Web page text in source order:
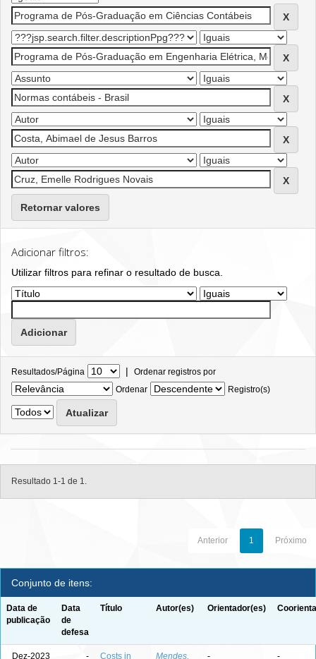
Retornar valores
Adicionar filtros:
Utilizar filtros para refinar o resultado de busca.
Resultados/Página | Ordenar registros por
Ordenar
Registro(s)
Resultado 1-1 de 1.
Anterior 1 Próximo
Conjunto de itens:
Data de
publicação
Data
de
defesa
Título Autor(es) Orientador(es)
Dez-2023 -
Costs in
Mendes,
- -